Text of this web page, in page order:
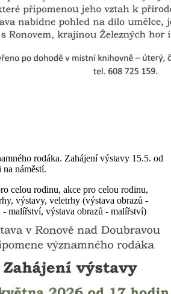
rodáka. Zahájení výstavy 15.5. od
náměstí.
celou rodinu, akce pro celou rodinu,
výstavy, veletrhy (výstava obrazů -
malířství, výstava obrazů - malířství)